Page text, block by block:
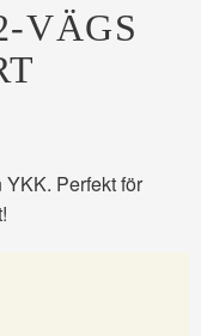
VÄGS
Perfekt för